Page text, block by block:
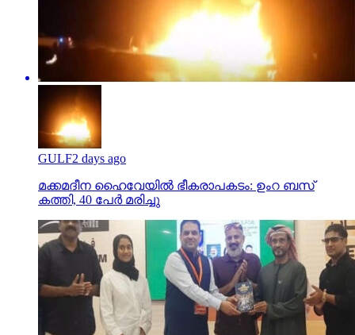
GULF2 days ago
മക്കമദീന ഹൈവേയില്‍ ഭീകരാപകടം: ഉംറ ബസ്
കത്തി, 40 പേര്‍ മരിച്ചു